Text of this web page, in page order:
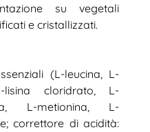
su vegetali
e cristallizzati.
(L-leucina, L-
lisina cloridrato, L-
L-metionina, L-
correttore di acidità: